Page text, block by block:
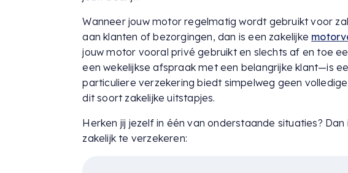
Wanneer jouw motor regelmatig wordt gebruikt voor
aan klanten of bezorgingen, dan is een zakelijke
jouw motor vooral privé gebruikt en slechts af en toe
een wekelijkse afspraak met een belangrijke klant—is
particuliere verzekering biedt simpelweg geen
dit soort zakelijke uitstapjes.
Herken jij jezelf in één van onderstaande situaties?
zakelijk te verzekeren: